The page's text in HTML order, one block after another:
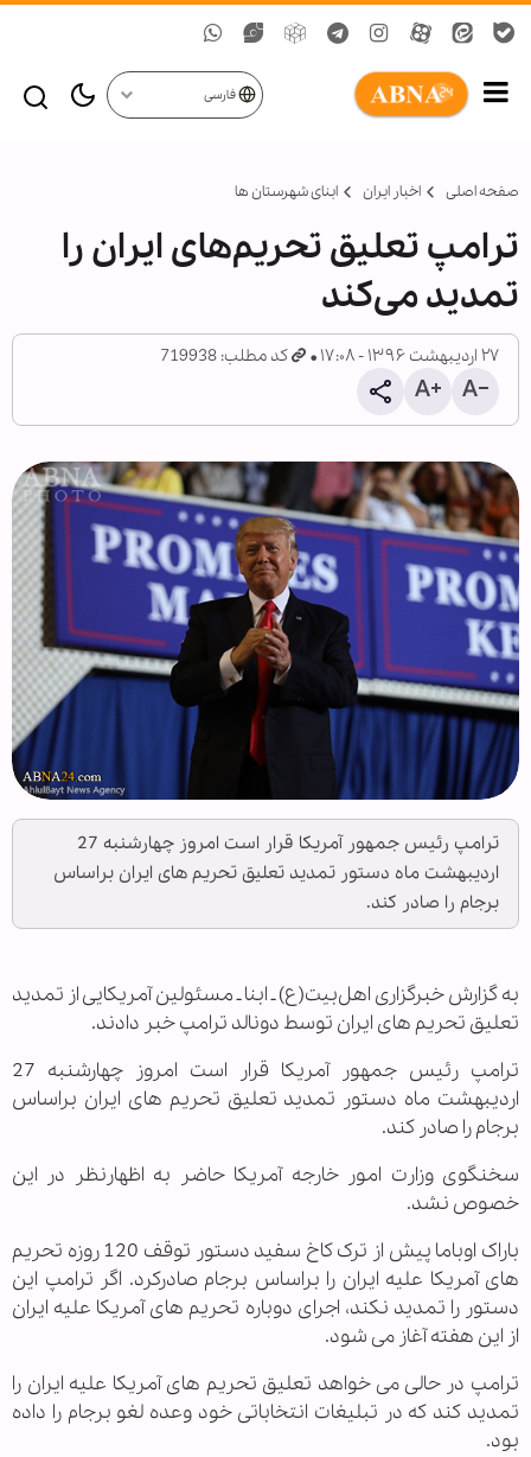
فارسی
صفحه اصلی اخبار ایران ابنای شهرستان ها
ترامپ تعلیق تحریم‌های ایران را
تمدید می‌کند
۲۷ اردیبهشت ۱۳۹۶ - ۱۷:۰۸ کد مطلب: 719938
ترامپ رئیس جمهور آمریکا قرار است امروز چهارشنبه 27
اردیبهشت ماه دستور تمدید تعلیق تحریم های ایران براساس
برجام را صادر کند.
به گزارش خبرگزاری اهل‌بیت(ع) ـ ابنا ـ مسئولین آمریکایی از تمدید
تعلیق تحریم های ایران توسط دونالد ترامپ خبر دادند.
ترامپ رئیس جمهور آمریکا قرار است امروز چهارشنبه 27
اردیبهشت ماه دستور تمدید تعلیق تحریم های ایران براساس
برجام را صادر کند.
سخنگوی وزارت امور خارجه آمریکا حاضر به اظهارنظر در این
خصوص نشد.
باراک اوباما پیش از ترک کاخ سفید دستور توقف 120 روزه تحریم
های آمریکا علیه ایران را براساس برجام صادرکرد. اگر ترامپ این
دستور را تمدید نکند، اجرای دوباره تحریم های آمریکا علیه ایران
از این هفته آغاز می شود.
ترامپ در حالی می خواهد تعلیق تحریم های آمریکا علیه ایران را
تمدید کند که در تبلیغات انتخاباتی خود وعده لغو برجام را داده
بود.